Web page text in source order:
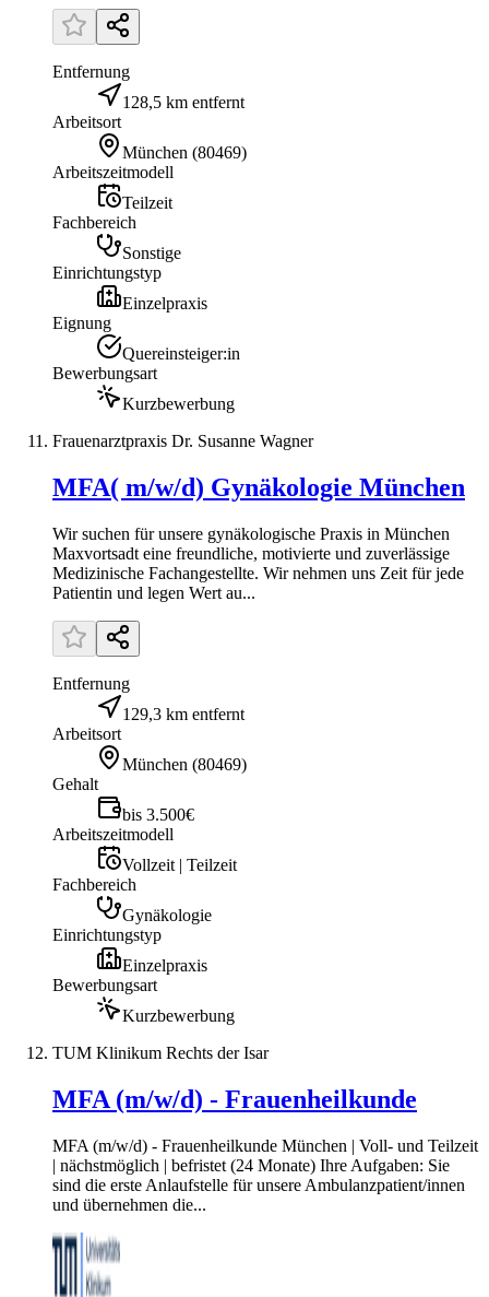
Entfernung
128,5 km entfernt
Arbeitsort
München (80469)
Arbeitszeitmodell
Teilzeit
Fachbereich
Sonstige
Einrichtungstyp
Einzelpraxis
Eignung
Quereinsteiger:in
Bewerbungsart
Kurzbewerbung
Frauenarztpraxis Dr. Susanne Wagner
MFA( m/w/d) Gynäkologie München
Wir suchen für unsere gynäkologische Praxis in München
Maxvortsadt eine freundliche, motivierte und zuverlässige
Medizinische Fachangestellte. Wir nehmen uns Zeit für jede
Patientin und legen Wert au...
Entfernung
129,3 km entfernt
Arbeitsort
München (80469)
Gehalt
bis 3.500€
Arbeitszeitmodell
Vollzeit | Teilzeit
Fachbereich
Gynäkologie
Einrichtungstyp
Einzelpraxis
Bewerbungsart
Kurzbewerbung
TUM Klinikum Rechts der Isar
MFA (m/w/d) - Frauenheilkunde
MFA (m/w/d) - Frauenheilkunde München | Voll- und Teilzeit
| nächstmöglich | befristet (24 Monate) Ihre Aufgaben: Sie
sind die erste Anlaufstelle für unsere Ambulanzpatient/innen
und übernehmen die...